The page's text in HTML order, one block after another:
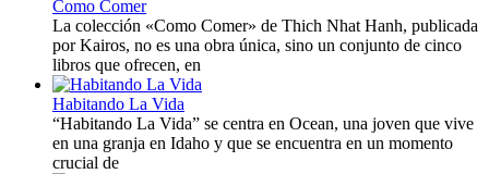
Como Comer
La colección «Como Comer» de Thich Nhat Hanh, publicada
por Kairos, no es una obra única, sino un conjunto de cinco
libros que ofrecen, en
Habitando La Vida
“Habitando La Vida” se centra en Ocean, una joven que vive
en una granja en Idaho y que se encuentra en un momento
crucial de